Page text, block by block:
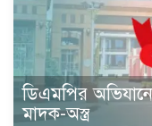
ডিএমপির অভিযানে
মাদক-অস্ত্র